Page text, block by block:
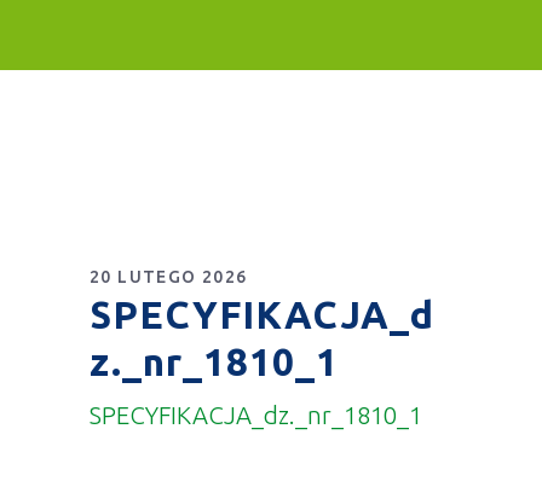
20 LUTEGO 2026
SPECYFIKACJA_d
z._nr_1810_1
SPECYFIKACJA_dz._nr_1810_1